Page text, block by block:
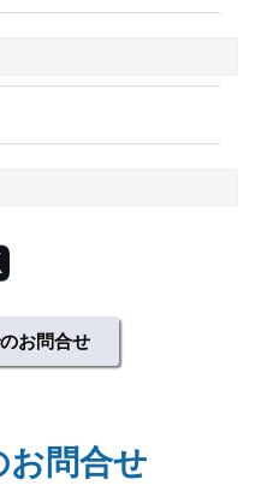
お問合せ
お問合せ